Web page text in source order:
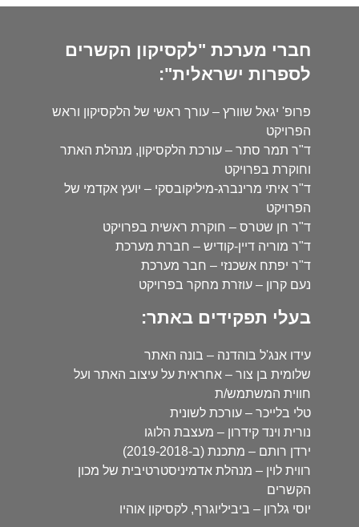
חברי מערכת "לקסיקון הקשרים
לספרות ישראלית":
פרופ' יגאל שוורץ – עורך ראשי של הלקסיקון וראש
הפרויקט
ד"ר תמר סתר – עורכת הלקסיקון, מנהלת האתר
וחוקרת בפרויקט
ד"ר איתי מרינברג-מיליקובסקי – יועץ אקדמי של
הפרויקט
ד"ר חן שטרס – חוקרת ראשית בפרויקט
ד"ר מוריה דיין-קודיש – חברת מערכת
ד"ר יפתח אשכנזי – חבר מערכת
נעם קרון – עוזרת מחקר בפרויקט
בעלי תפקידים באתר:
עידו אנג'ל בוהדנה – בונה האתר
שלומית בן צור – אחראית על עיצוב האתר ועל
חווית המשתמש/ת
טלי בלייכר – עורכת לשונית
נורית וינד קידרון – מעצבת הלוגו
ירדן רותם – מתכנת (ב-2019-2018)
רווית לוין – מנהלת אדמיניסטרטיבית של מכון
הקשרים
יוסי גלרון – ביביליוגרף, לקסיקון אוהיו